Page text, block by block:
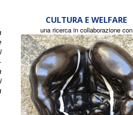
CULTURA E WELFARE
una ricerca in collaborazione con